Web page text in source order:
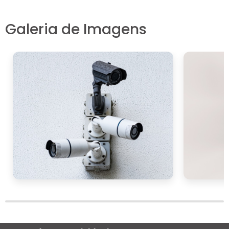
que tudo esteja funcionando conforme
esperado. Verificar a qualidade da imagem, a
de alertas são passos importantes para
validar a eficácia do sistema de câmeras IP.
INTEGRAÇÃO DE CÂMERAS
IP COM SISTEMAS DE
SEGURANÇA
A integração de câmeras IP com sistemas de
segurança é uma estratégia eficaz para criar
um ambiente de monitoramento abrangente
as câmeras IP funcionem em conjunto com
alarmes, sensores de movimento e sistemas
Galeria de Imagens